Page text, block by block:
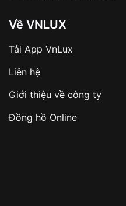
sản phẩm đặc biệt
hàng
Số tiền còn lại
✔️ Đảm bảo xử lý
✔️ Hạn chế tình
Về VNLUX
Tải App VnLux
Liên hệ
Giới thiệu về công ty
Đồng hồ Online